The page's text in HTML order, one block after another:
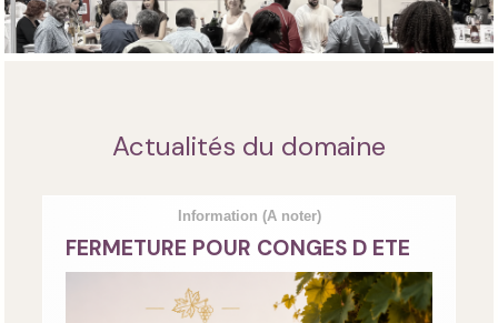
Actualités du domaine
Information (A noter)
FERMETURE POUR CONGES D ETE